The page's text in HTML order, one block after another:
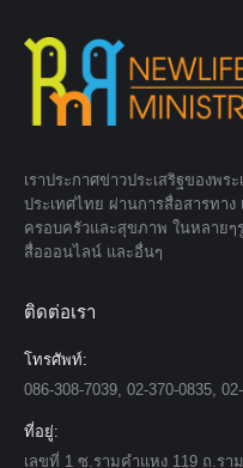
เราประกาศข่าวประเสริฐของพ
ประเทศไทย ผ่านการสื่อสารทาง
ครอบครัวและสุขภาพ ในหลาย
สื่อออนไลน์ และอื่นๆ
ติดต่อเรา
โทรศัพท์:
086-308-7039, 02-370-0835,
ที่อยู่:
เลขที่ 1 ซ.รามคำแหง 119 ถ.รา